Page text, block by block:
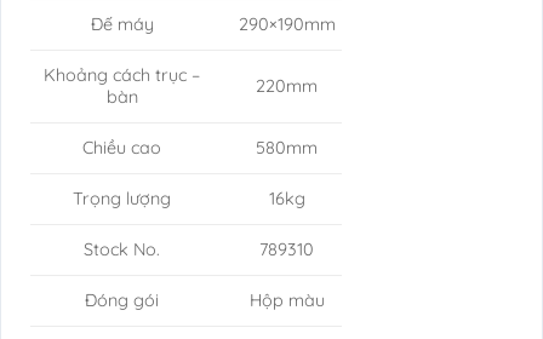
Đế máy 290×190mm
Khoảng cách trục –
bàn
220mm
Chiều cao 580mm
Trọng lượng 16kg
Stock No. 789310
Đóng gói Hộp màu